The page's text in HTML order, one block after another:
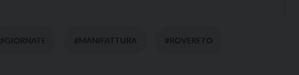
#GIORNATE #MANIFATTURA #ROVERETO